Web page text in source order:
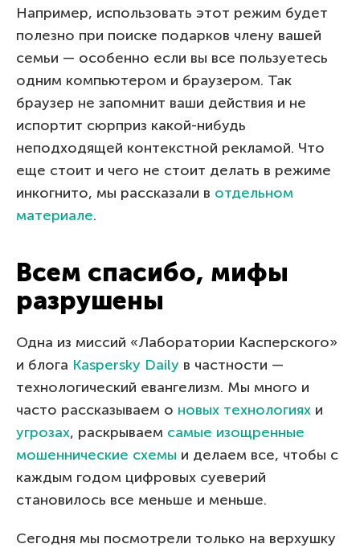
Например, использовать этот режим будет
полезно при поиске подарков члену вашей
семьи — особенно если вы все пользуетесь
одним компьютером и браузером. Так
браузер не запомнит ваши действия и не
испортит сюрприз какой-нибудь
неподходящей контекстной рекламой. Что
еще стоит и чего не стоит делать в режиме
инкогнито, мы рассказали в отдельном
материале.
Всем спасибо, мифы
разрушены
Одна из миссий «Лаборатории Касперского»
и блога Kaspersky Daily в частности —
технологический евангелизм. Мы много и
часто рассказываем о новых технологиях и
угрозах, раскрываем самые изощренные
мошеннические схемы и делаем все, чтобы с
каждым годом цифровых суеверий
становилось все меньше и меньше.
Сегодня мы посмотрели только на верхушку